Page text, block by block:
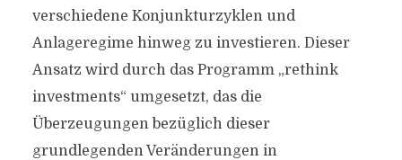
verschiedene Konjunkturzyklen und
Anlageregime hinweg zu investieren. Dieser
Ansatz wird durch das Programm „rethink
investments“ umgesetzt, das die
Überzeugungen bezüglich dieser
grundlegenden Veränderungen in